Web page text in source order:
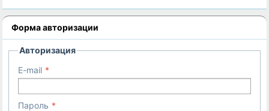
Форма авторизации
Авторизация
E-mail
Пароль